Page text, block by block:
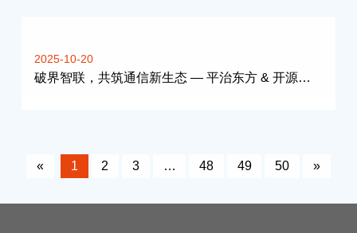
2025-10-20
破界智联，共筑通信新生态 — 平治东方 & 开源通信北京渠道会圆满落幕
« 1 2 3 … 48 49 50 »